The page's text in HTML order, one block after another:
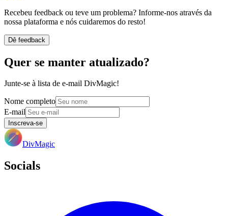
Recebeu feedback ou teve um problema? Informe-nos através da
nossa plataforma e nós cuidaremos do resto!
Dê feedback
Quer se manter atualizado?
Junte-se à lista de e-mail DivMagic!
Nome completo
E-mail
Inscreva-se
DivMagic
Socials